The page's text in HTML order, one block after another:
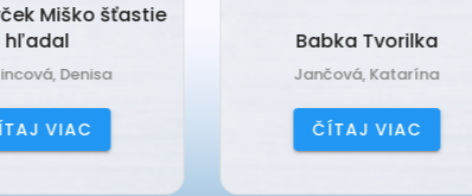
Babka Tvorilka
Jančová, Katarína
ČÍTAJ VIAC